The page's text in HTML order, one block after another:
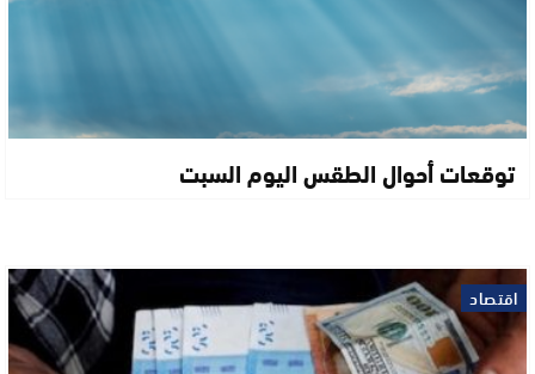
توقعات أحوال الطقس اليوم السبت
اقتصاد